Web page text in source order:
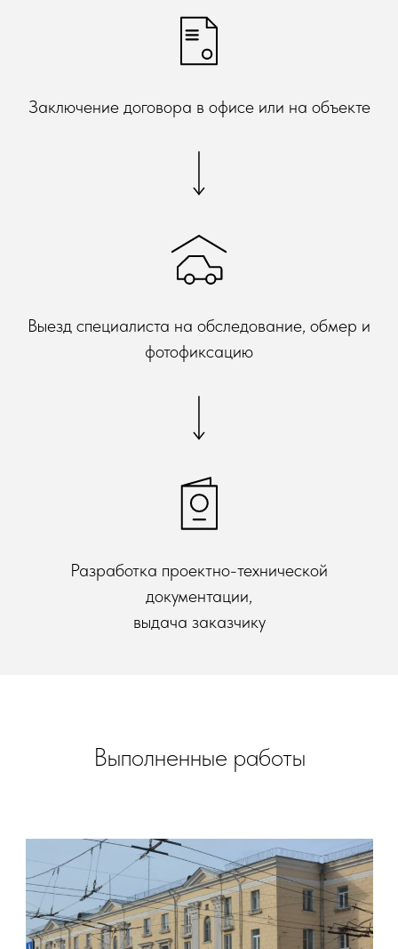
Заключение договора в офисе или на объекте
Выезд специалиста на обследование, обмер и
фотофиксацию
Разработка проектно-технической
документации,
выдача заказчику
Выполненные работы